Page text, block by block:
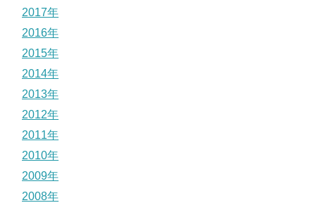
2017年
2016年
2015年
2014年
2013年
2012年
2011年
2010年
2009年
2008年